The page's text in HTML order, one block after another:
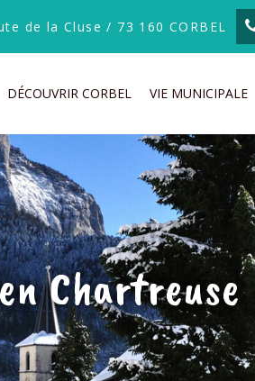
de la Cluse / 73 160 CORBEL
DÉCOUVRIR CORBEL VIE MUNICIPALE
Chartreuse